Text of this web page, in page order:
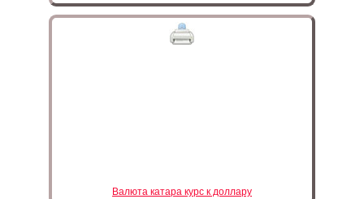
Валюта катара курс к доллару